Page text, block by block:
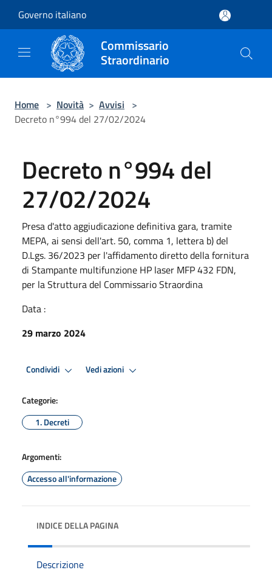
Governo italiano
Commissario
Straordinario
Home > Novità > Avvisi >
Decreto n°994 del 27/02/2024
Decreto n°994 del
27/02/2024
Presa d'atto aggiudicazione definitiva gara, tramite
MEPA, ai sensi dell'art. 50, comma 1, lettera b) del
D.Lgs. 36/2023 per l'affidamento diretto della fornitura
di Stampante multifunzione HP laser MFP 432 FDN,
per la Struttura del Commissario Straordina
Data :
29 marzo 2024
Condividi Vedi azioni
Categorie:
1. Decreti
Argomenti:
Accesso all'informazione
INDICE DELLA PAGINA
Descrizione